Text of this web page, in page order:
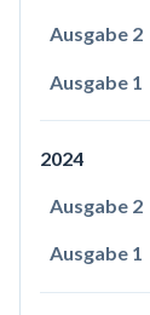
Ausgabe 2
Ausgabe 1
2024
Ausgabe 2
Ausgabe 1